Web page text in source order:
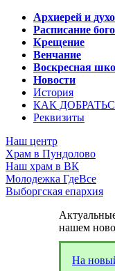
Архиерей и
Расписание
Крещение
Венчание
Воскресная
Новости
История
КАК
Реквизиты
Наш центр
Храм в Пундолово
Наш храм в ВК
Молодежка ГдеВсе
Выборгская епархия
нашем
На